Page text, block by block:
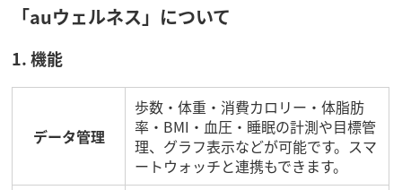
「auウェルネス」について
1. 機能
データ管理
歩数・体重・消費カロリー・体脂肪
率・BMI・血圧・睡眠の計測や目標管
理、グラフ表示などが可能です。スマ
ートウォッチと連携もできます。